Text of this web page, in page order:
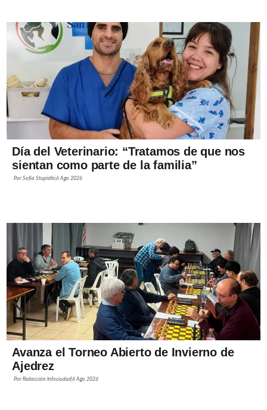
Día del Veterinario: “Tratamos de que nos
sientan como parte de la familia”
PorSofía Stupiello6 Ago 2026
Avanza el Torneo Abierto de Invierno de
Ajedrez
PorRedacción Infociudad6 Ago 2026